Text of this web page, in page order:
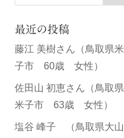
最近の投稿
藤江 美樹さん（鳥取県米
子市 60歳 女性）
佐田山 初恵さん（鳥取県
米子市 63歳 女性）
塩谷 峰子 （鳥取県大山